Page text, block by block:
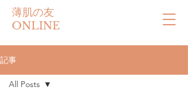
薄肌の友
ONLINE
記事
All Posts